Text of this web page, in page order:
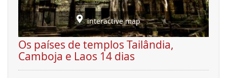
interactive map
Os países de templos Tailândia,
Camboja e Laos 14 dias